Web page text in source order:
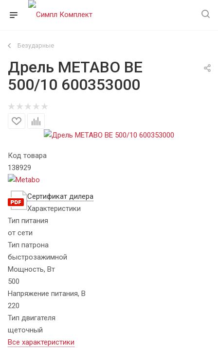
Безударные
Дрель METABO BE
500/10 600353000
Код товара
138929
Сертификат дилера
Характеристики
Тип питания
от сети
Тип патрона
быстрозажимной
Мощность, Вт
500
Напряжение питания, В
220
Тип двигателя
щеточный
Все характеристики